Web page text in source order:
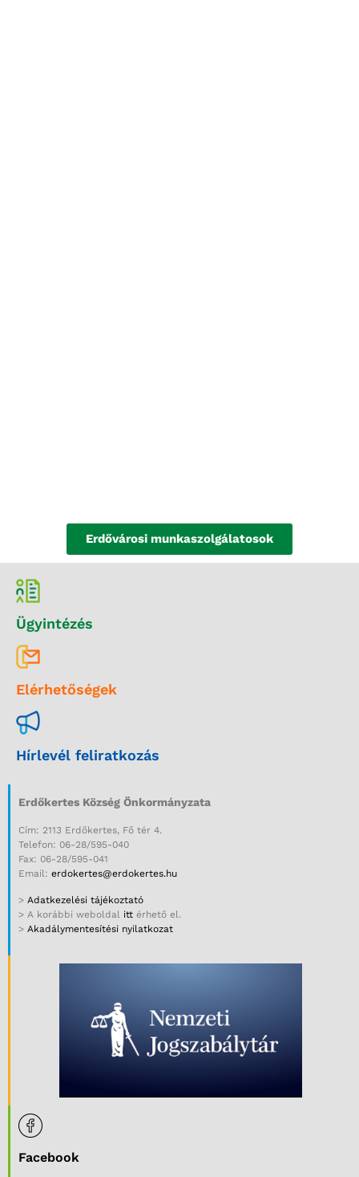
Erdővárosi munkaszolgálatosok
Ügyintézés
Elérhetőségek
Hírlevél feliratkozás
Erdőkertes Község Önkormányzata
Cím: 2113 Erdőkertes, Fő tér 4.
Telefon: 06-28/595-040
Fax: 06-28/595-041
Email: erdokertes@erdokertes.hu
> Adatkezelési tájékoztató
> A korábbi weboldal itt érhető el.
> Akadálymentesítési nyilatkozat
Facebook